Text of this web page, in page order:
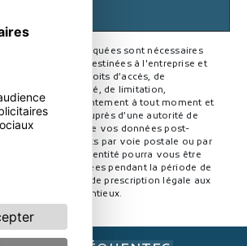
communiquées sont nécessaires
Elles sont destinées à l'entreprise et
disposez de droits d’accès, de
de portabilité, de limitation,
de votre consentement à tout moment et
une réclamation auprès d’une autorité de
le sort de vos données post-
exercer ces droits par voie postale ou par
Un justificatif d'identité pourra vous être
vos données pendant la période de
pendant la durée de prescription légale aux
gestion des contentieux.